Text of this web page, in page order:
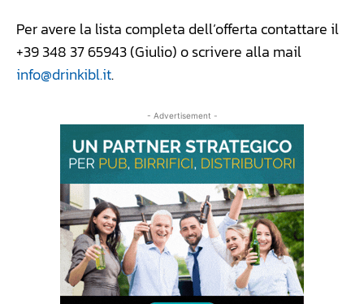
Per avere la lista completa dell’offerta contattare il
+39 348 37 65943 (Giulio) o scrivere alla mail
info@drinkibl.it.
- Advertisement -